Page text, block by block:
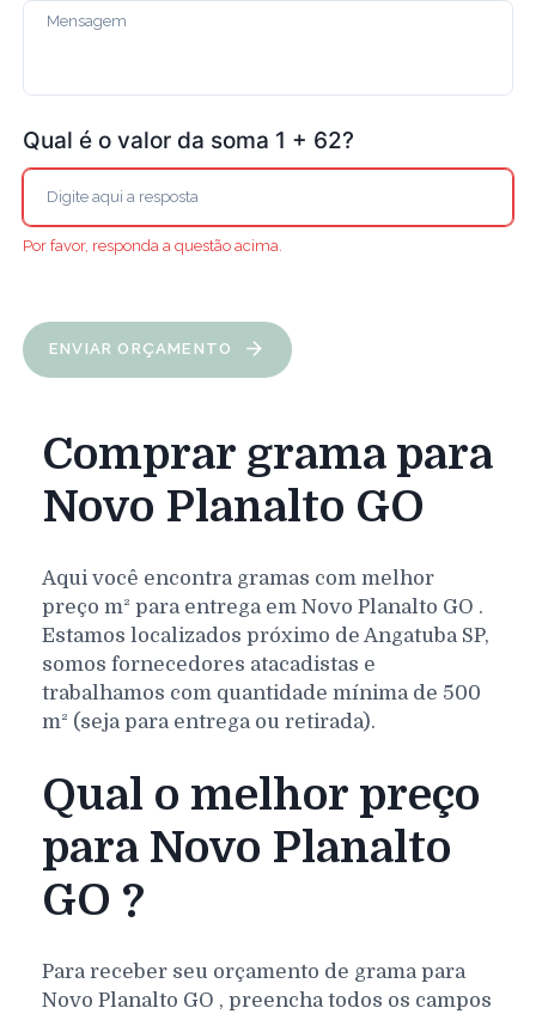
Qual é o valor da soma 1 + 62?
Por favor, responda a questão acima.
ENVIAR ORÇAMENTO
Comprar grama para
Novo Planalto GO
Aqui você encontra gramas com melhor
preço m² para entrega em Novo Planalto GO .
Estamos localizados próximo de Angatuba SP,
somos fornecedores atacadistas e
trabalhamos com quantidade mínima de 500
m² (seja para entrega ou retirada).
Qual o melhor preço
para Novo Planalto
GO ?
Para receber seu orçamento de grama para
Novo Planalto GO , preencha todos os campos